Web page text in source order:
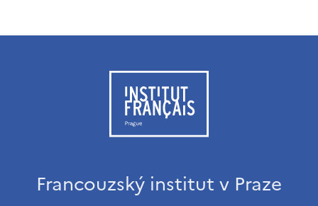
Francouzský institut v Praze